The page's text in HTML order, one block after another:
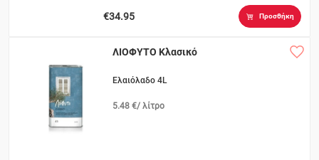
€34.95 Προσθήκη
ΛΙΟΦΥΤΟ Κλασικό
Ελαιόλαδο 4L
5.48 €/ λίτρο